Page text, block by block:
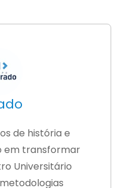
e
de história e
transformar
Universitário